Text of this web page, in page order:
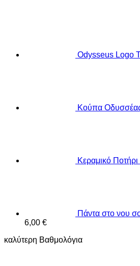
Odysseus Logo
Κούπα
Κεραμικό Ποτήρι
Πάντα στο νου
6,00 €
καλύτερη Βαθμολόγια